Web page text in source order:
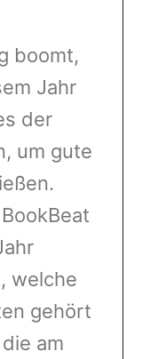
boomt,
Jahr
der
um gute
welche
gehört
am